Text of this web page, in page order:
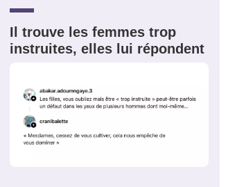
Il trouve les femmes trop
instruites, elles lui répondent
PSEUDO*
EMAIL*
PASSWORD*
VOTRE PARTICIPATION
Que souhaitez-vous
Quelques
tweets